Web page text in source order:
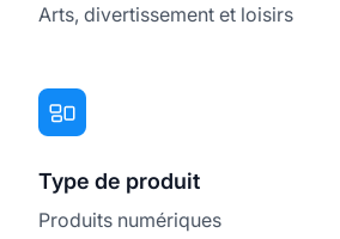
Arts, divertissement et loisirs
Type de produit
Produits numériques